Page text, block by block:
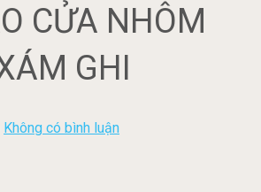
CỬA NHÔM
GHI
Không có bình luận